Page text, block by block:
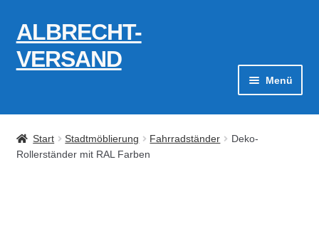
Zur
Navigation
springen
Zum
Inhalt
springen
ALBRECHT-
VERSAND
Menü
Zahlungsarten
AGB
Start Stadtmöblierung Fahrradständer
Deko-
Rollerständer mit RAL Farben